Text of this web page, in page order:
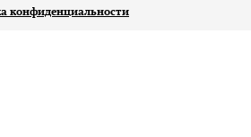
конфиденциальности